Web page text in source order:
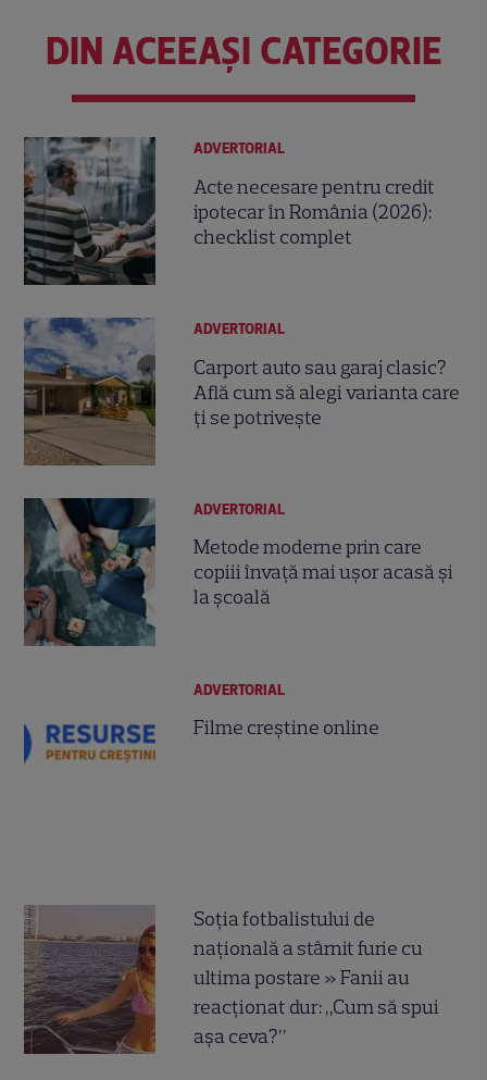
DIN ACEEAȘI CATEGORIE
ADVERTORIAL
Acte necesare pentru credit
ipotecar în România (2026):
checklist complet
ADVERTORIAL
Carport auto sau garaj clasic?
Află cum să alegi varianta care
ți se potrivește
ADVERTORIAL
Metode moderne prin care
copiii învață mai ușor acasă și
la școală
ADVERTORIAL
Filme creștine online
Soția fotbalistului de
națională a stârnit furie cu
ultima postare » Fanii au
reacționat dur: „Cum să spui
așa ceva?”